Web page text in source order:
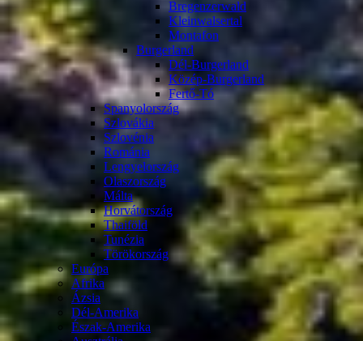
Bregenzerwald
Kleinwalsertal
Montafon
Burgerland
Dél-Burgerland
Közép-Burgerland
Fertő-Tó
Spanyolország
Szlovákia
Szlovénia
Románia
Lengyelország
Olaszország
Málta
Horvátország
Thaiföld
Tunézia
Törökország
Európa
Afrika
Ázsia
Dél-Amerika
Észak-Amerika